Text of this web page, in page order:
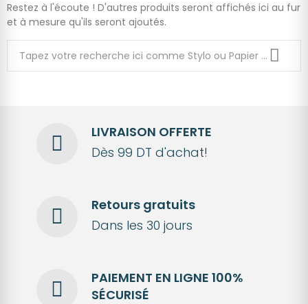
Restez à l'écoute ! D'autres produits seront affichés ici au fur
et à mesure qu'ils seront ajoutés.
LIVRAISON OFFERTE
Dès 99 DT d'achat!
Retours gratuits
Dans les 30 jours
PAIEMENT EN LIGNE 100%
SÉCURISÉ